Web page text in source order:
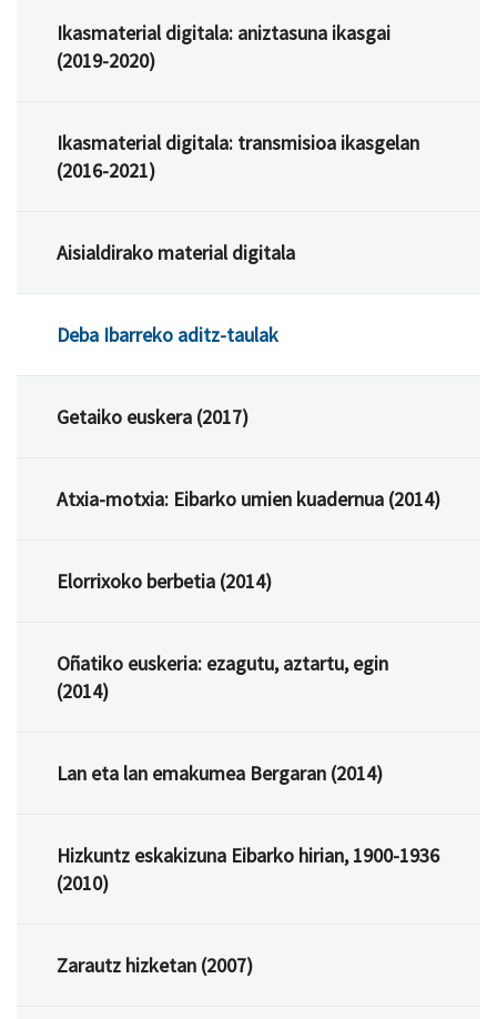
Ikasmaterial digitala: aniztasuna ikasgai
(2019-2020)
Ikasmaterial digitala: transmisioa ikasgelan
(2016-2021)
Aisialdirako material digitala
Deba Ibarreko aditz-taulak
Getaiko euskera (2017)
Atxia-motxia: Eibarko umien kuadernua (2014)
Elorrixoko berbetia (2014)
Oñatiko euskeria: ezagutu, aztartu, egin
(2014)
Lan eta lan emakumea Bergaran (2014)
Hizkuntz eskakizuna Eibarko hirian, 1900-1936
(2010)
Zarautz hizketan (2007)